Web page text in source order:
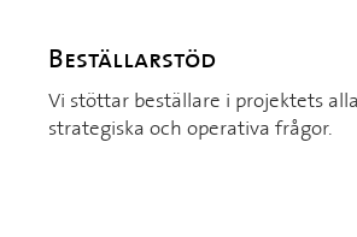
Vi stöttar beställare i projektets
strategiska och operativa frågor.
Beställarstöd